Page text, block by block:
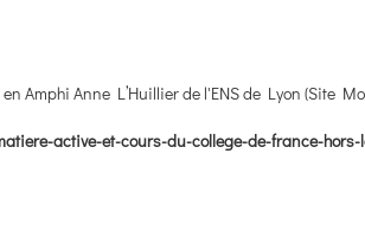
en Amphi Anne L’Huillier de l'ENS de Lyon (Site
active-et-cours-du-college-de-france-hors-